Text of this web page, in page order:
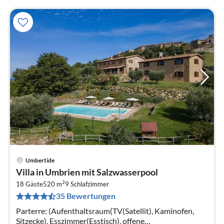
Umbertide
Villa in Umbrien mit Salzwasserpool
18 Gäste520 m29 Schlafzimmer
35 Bewertungen
Parterre: (Aufenthaltsraum(TV(Satellit), Kaminofen,
Sitzecke), Esszimmer(Esstisch), offene